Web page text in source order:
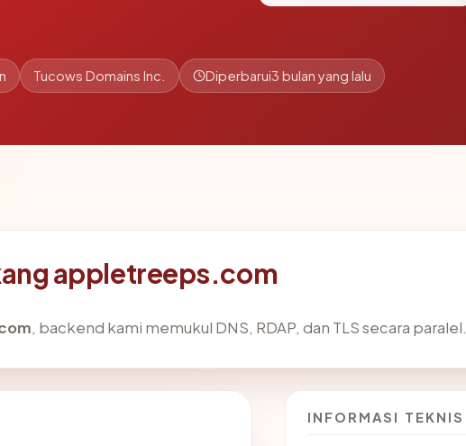
Tucows Domains Inc. Diperbarui3 bulan yang lalu
appletreeps.com
, backend kami memukul DNS, RDAP, dan TLS secara paralel.
INFORMASI TEKNIS